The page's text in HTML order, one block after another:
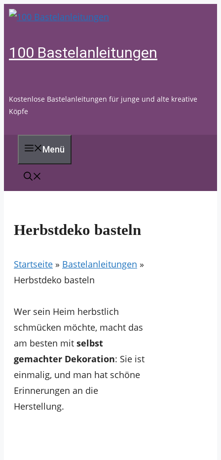
Zum
100 Bastelanleitungen
Kostenlose Bastelanleitungen für junge und alte kreative
Köpfe
Menü
Herbstdeko basteln
Startseite » Bastelanleitungen »
Herbstdeko basteln
Wer sein Heim herbstlich
schmücken möchte, macht das
am besten mit selbst
gemachter Dekoration: Sie ist
einmalig, und man hat schöne
Erinnerungen an die
Herstellung.